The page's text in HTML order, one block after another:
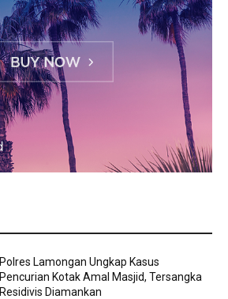
Polres Lamongan Ungkap Kasus
Pencurian Kotak Amal Masjid, Tersangka
Residivis Diamankan